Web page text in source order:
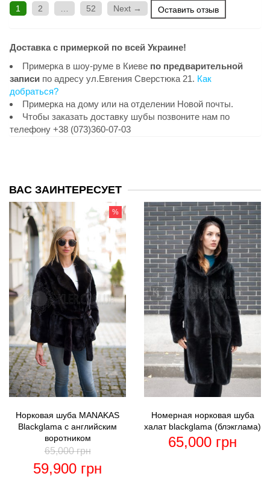
1 2 52 Next → Оставить отзыв
Доставка с примеркой по всей Украине!
Примерка в шоу-руме в Киеве по предварительной
записи по адресу ул.Евгения Сверстюка 21. Как
добраться?
Примерка на дому или на отделении Новой почты.
Чтобы заказать доставку шубы позвоните нам по
телефону +38 (073)360-07-03
ВАС ЗАИНТЕРЕСУЕТ
%
Норковая шуба MANAKAS
Blackglama с английским
воротником
65,000грн
59,900 грн
Номерная норковая шуба
халат blackglama (блэкглама)
65,000 грн